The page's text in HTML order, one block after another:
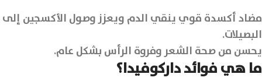
مضاد أكسدة قوي ينقي الدم ويعزز وصول الأكسجين إلى
البصيلات.
يحسن من صحة الشعر وفروة الرأس بشكل عام.
ما هي فوائد داركوفيدا؟